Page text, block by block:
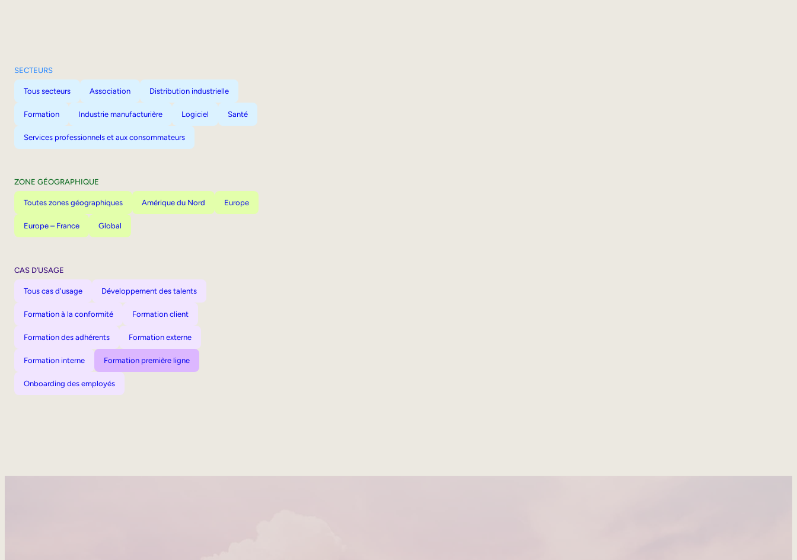
SECTEURS
Tous secteurs Association Distribution industrielle
Formation Industrie manufacturière Logiciel Santé
Services professionnels et aux consommateurs
ZONE GÉOGRAPHIQUE
Toutes zones géographiques Amérique du Nord Europe
Europe – France Global
CAS D’USAGE
Tous cas d'usage Développement des talents
Formation à la conformité Formation client
Formation des adhérents Formation externe
Formation interne Formation première ligne
Onboarding des employés